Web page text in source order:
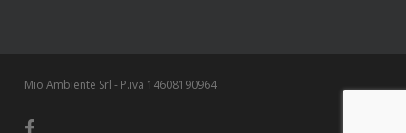
Mio Ambiente Srl - P.iva 14608190964
facebook